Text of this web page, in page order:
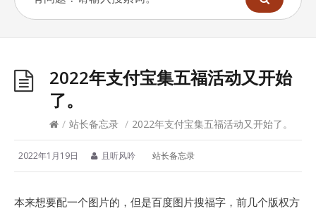
2022年支付宝集五福活动又开始
了。
/ 站长备忘录 / 2022年支付宝集五福活动又开始了。
2022年1月19日 且听风吟 站长备忘录
本来想要配一个图片的，但是百度图片搜福字，前几个版权方